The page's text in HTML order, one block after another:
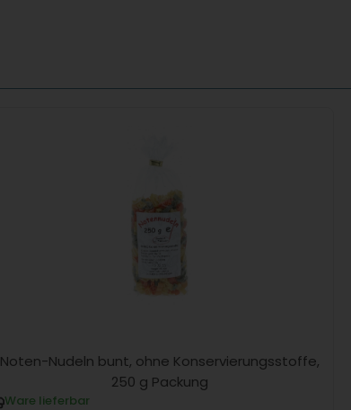
Noten-Nudeln bunt, ohne Konservierungsstoffe,
250 g Packung
Ware lieferbar